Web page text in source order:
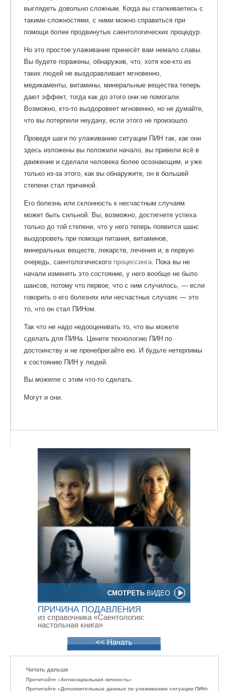
СМОТРЕТЬ ВИДЕО
ПРИЧИНА ПОДАВЛЕНИЯ
из справочника «Саентология:
настольная книга»
<< Начать
выглядеть довольно сложным. Когда вы сталкиваетесь с
такими сложностями, с ними можно справиться при
помощи более продвинутых саентологических процедур.
Но это простое улаживание принесёт вам немало славы.
Вы будете поражены, обнаружив, что, хотя кое-кто из
таких людей не выздоравливает мгновенно,
медикаменты, витамины, минеральные вещества теперь
дают эффект, тогда как до этого они не помогали.
Возможно, кто-то выздоровеет мгновенно, но не думайте,
что вы потерпели неудачу, если этого не произошло.
Проведя шаги по улаживанию ситуации ПИН так, как они
здесь изложены вы положили начало, вы привели всё в
движение и сделали человека более осознающим, и уже
только из-за этого, как вы обнаружите, он в большей
степени стал причиной.
Его болезнь или склонность к несчастным случаям
может быть сильной. Вы, возможно, достигнете успеха
только до той степени, что у него теперь появится шанс
выздороветь при помощи питания, витаминов,
минеральных веществ, лекарств, лечения и, в первую
очередь, саентологического процессинга . Пока вы не
начали изменять это состояние, у него вообще не было
шансов, потому что первое, что с ним случилось, — если
говорить о его болезнях или несчастных случаях — это
то, что он стал ПИНом.
Так что не надо недооценивать то, что вы можете
сделать для ПИНа. Цените технологию ПИН по
достоинству и не пренебрегайте ею. И будьте нетерпимы
к состоянию ПИН у людей.
Вы можете с этим что-то сделать.
Могут и они.
Читать дальше
Прочитайте «Антисоциальная личность»
Прочитайте «Дополнительные данные по улаживанию ситуации ПИН»